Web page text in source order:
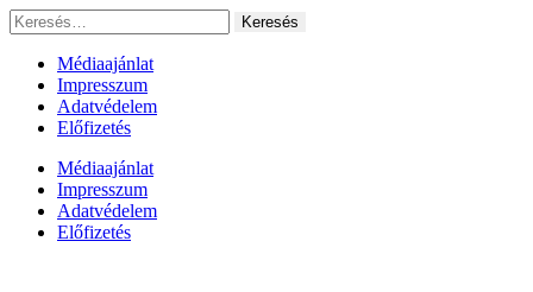
Ugrás
a
tartalomhoz
Keresés:
Médiaajánlat
Impresszum
Adatvédelem
Előfizetés
Médiaajánlat
Impresszum
Adatvédelem
Előfizetés